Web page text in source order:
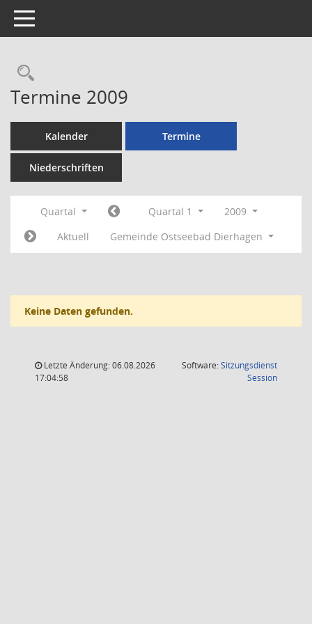
Toggle navigation
Rechercheauswahl
Termine 2009
Kalender Termine
Niederschriften
Quartal Quartal 1
2009
Aktuell
Gemeinde Ostseebad Dierhagen
Keine Daten gefunden.
Letzte Änderung: 06.08.2026
17:04:58
Software:Sitzungsdienst
Session(Wird in